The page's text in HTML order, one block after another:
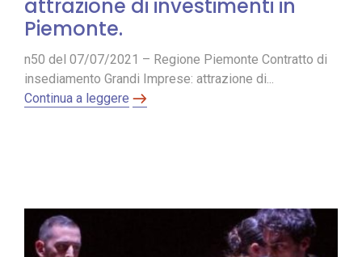
attrazione di investimenti in
Piemonte.
n50 del 07/07/2021 – Regione Piemonte Contratto di
insediamento Grandi Imprese: attrazione di...
Continua a leggere